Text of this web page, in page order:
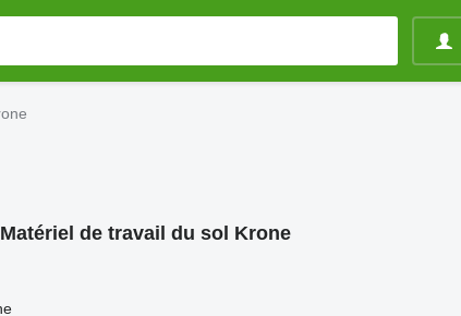
Matériel de travail du sol Krone